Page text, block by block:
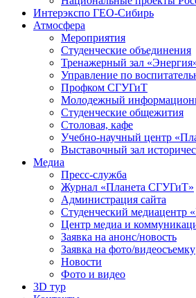
Интерэкспо ГЕО-Сибирь
Атмосфера
Мероприятия
Студенческие объединения
Тренажерный зал
Управление по
Профком СГУГиТ
Молодежный
Студенческие общежития
Столовая, кафе
Учебно-научный центр
Выставочный зал
Медиа
Пресс-служба
Журнал «Планета СГУГиТ»
Администрация сайта
Студенческий медиацентр
Центр медиа и
Заявка на анонс/новость
Заявка на фото/видеосъемку
Новости
Фото и видео
3D тур